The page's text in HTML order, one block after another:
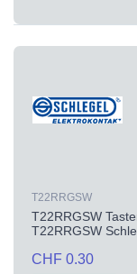
T22RRGSW
T22RRGSW
T22RRGSW
CHF 0.30